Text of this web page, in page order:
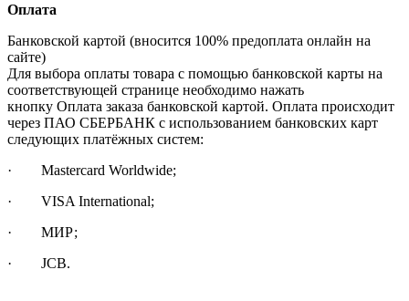
Оплата
Банковской картой (вносится 100% предоплата онлайн на
сайте)
Для выбора оплаты товара с помощью банковской карты на
соответствующей странице необходимо нажать
кнопку Оплата заказа банковской картой. Оплата происходит
через ПАО СБЕРБАНК с использованием банковских карт
следующих платёжных систем:
· Mastercard Worldwide;
· VISA International;
· МИР;
· JCB.